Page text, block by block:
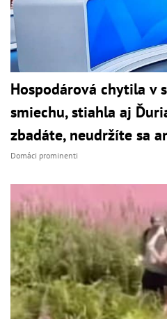
Hospodárová chytila v
smiechu, stiahla aj
zbadáte, neudržíte sa
Domáci prominenti